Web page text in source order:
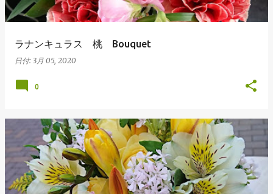
ラナンキュラス 桃 Bouquet
日付: 3月 05, 2020
0